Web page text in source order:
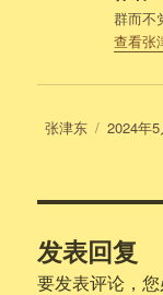
群而不
查看张
作
张津东
发
2024年
发表回复
要发表评论，